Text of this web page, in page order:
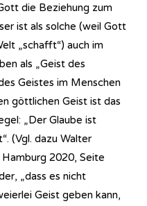
die Beziehung zum
ist als solche (weil Gott
„schafft“) auch im
als „Geist des
Geistes im Menschen
göttlichen Geist ist das
„Der Glaube ist
(Vgl. dazu Walter
2020, Seite
„dass es nicht
Geist geben kann,